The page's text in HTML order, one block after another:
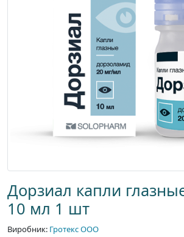
Дорзиал капли
10 мл 1 шт
Виробник: Гротекс ООО